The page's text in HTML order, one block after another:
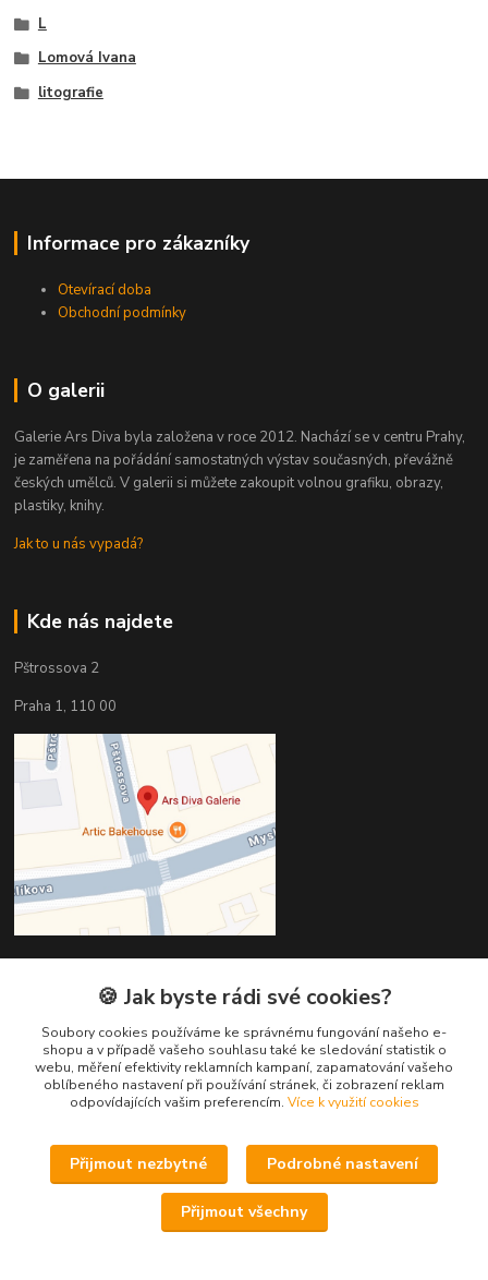
L
Lomová Ivana
litografie
Informace pro zákazníky
Otevírací doba
Obchodní podmínky
O galerii
Galerie Ars Diva byla založena v roce 2012. Nachází se v centru Prahy,
je zaměřena na pořádání samostatných výstav současných, převážně
českých umělců. V galerii si můžete zakoupit volnou grafiku, obrazy,
plastiky, knihy.
Jak to u nás vypadá?
Kde nás najdete
Pštrossova 2
Praha 1, 110 00
Kontakty
Věra Hédervári
+420 603 821 712
vera@arsdiva.cz
🍪 Jak byste rádi své cookies?
Soubory cookies používáme ke správnému fungování našeho e-
shopu a v případě vašeho souhlasu také ke sledování statistik o
webu, měření efektivity reklamních kampaní, zapamatování vašeho
oblíbeného nastavení při používání stránek, či zobrazení reklam
odpovídajících vašim preferencím. Více k využití cookies
Přijmout nezbytné Podrobné nastavení
Přijmout všechny